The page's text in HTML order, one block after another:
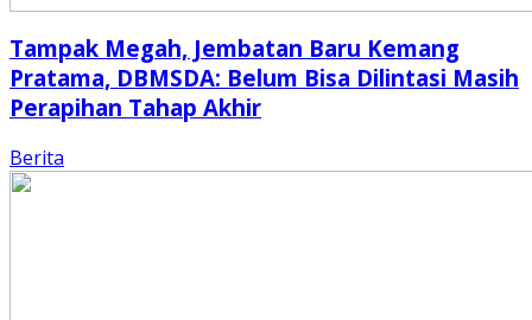
Tampak Megah, Jembatan Baru Kemang
Pratama, DBMSDA: Belum Bisa Dilintasi Masih
Perapihan Tahap Akhir
Berita